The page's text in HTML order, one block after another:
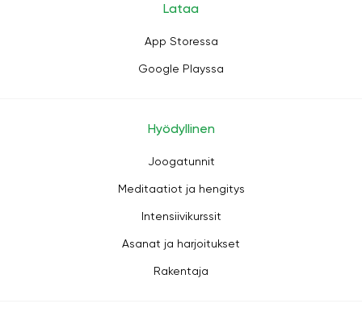
Lataa
App Storessa
Google Playssa
Hyödyllinen
Joogatunnit
Meditaatiot ja hengitys
Intensiivikurssit
Asanat ja harjoitukset
Rakentaja